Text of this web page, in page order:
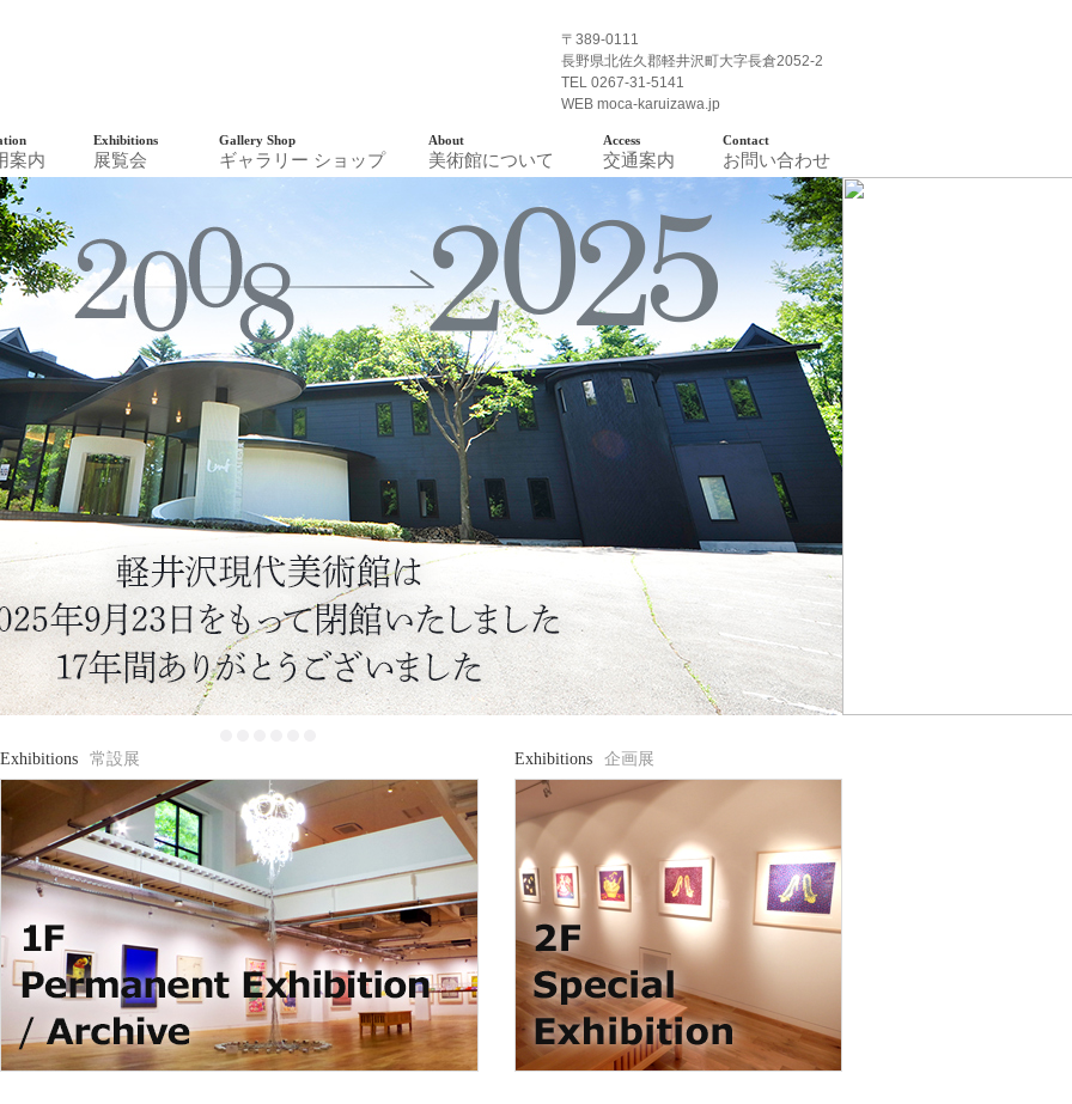
〒389-0111
長野県北佐久郡軽井沢町大字長倉2052-2
TEL 0267-31-5141
WEB moca-karuizawa.jp
Contact
お問い合わせ
Access
交通案内
About
美術館について
Gallery Shop
ギャラリー ショップ
Exhibitions
展覧会
案内
Exhibitions 常設展 Exhibitions 企画展